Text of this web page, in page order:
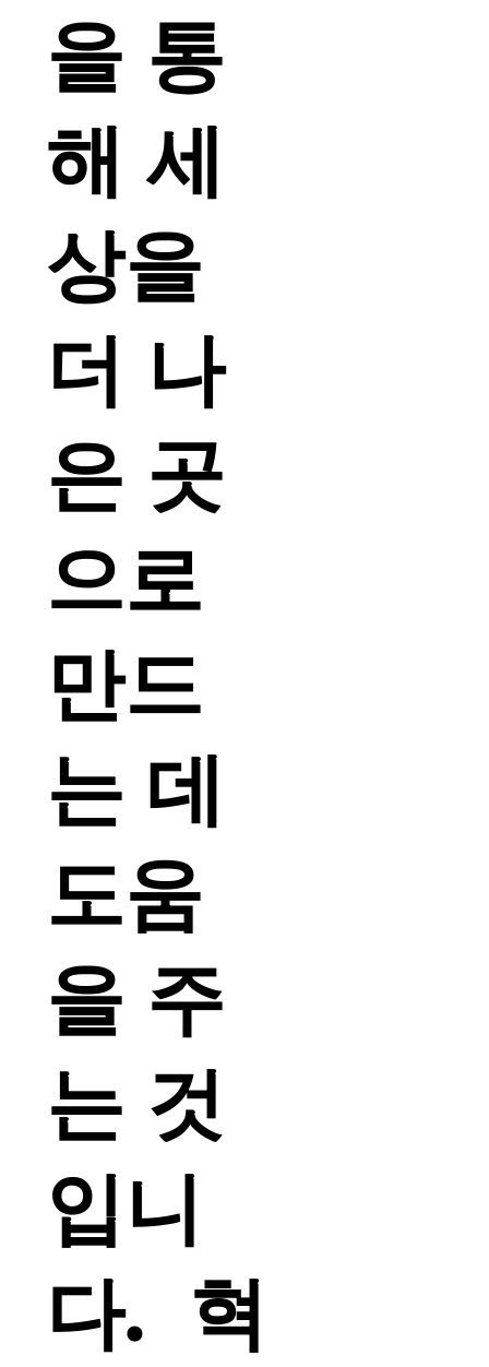
을 통
해 세
상을
더 나
은 곳
으로
만드
는 데
도움
을 주
는 것
입니
다. 혁